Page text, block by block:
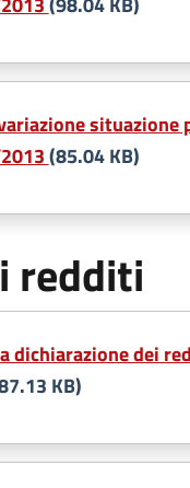
situazione
(85.04 KB)
redditi
dichiarazione dei
KB)